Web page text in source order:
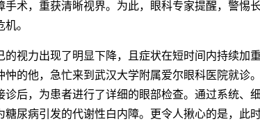
手术，重获清晰视界。为此，眼科专家提醒，警惕
。
的视力出现了明显下降，且症状在短时间内持续加
的他，急忙来到武汉大学附属爱尔眼科医院就诊
诊后，为患者进行了详细的眼部检查。通过系统、
尿病引发的代谢性白内障。更令人揪心的是，此